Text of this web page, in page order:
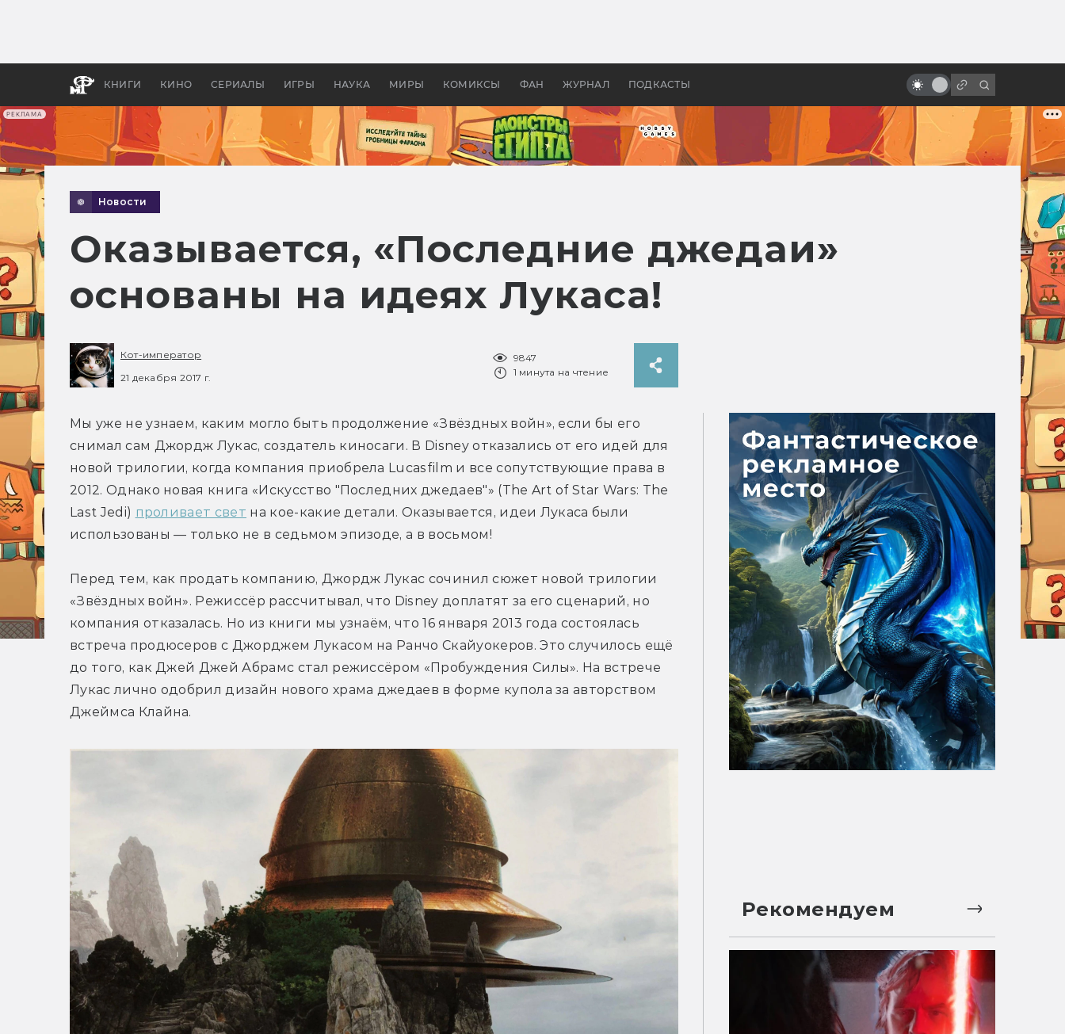
РЕКЛАМА
КНИГИ КИНО СЕРИАЛЫ ИГРЫ НАУКА МИРЫ КОМИКСЫ ФАН ЖУРНАЛ ПОДКАСТЫ
бы «Властелина колец»
Древней Грецией
Сатана и Эминем
Новости
Оказывается, «Последние джедаи»
основаны на идеях Лукаса!
Кот-император
21 декабря 2017 г.
9847
1 минута на чтение
Мы уже не узнаем, каким могло быть продолжение «Звёздных войн», если бы его
снимал сам Джордж Лукас, создатель киносаги. В Disney отказались от его идей для
новой трилогии, когда компания приобрела Lucasfilm и все сопутствующие права в
2012. Однако новая книга «Искусство "Последних джедаев"» (The Art of Star Wars: The
Last Jedi) проливает свет на кое-какие детали. Оказывается, идеи Лукаса были
использованы — только не в седьмом эпизоде, а в восьмом!
Перед тем, как продать компанию, Джордж Лукас сочинил сюжет новой трилогии
«Звёздных войн». Режиссёр рассчитывал, что Disney доплатят за его сценарий, но
компания отказалась. Но из книги мы узнаём, что 16 января 2013 года состоялась
встреча продюсеров с Джорджем Лукасом на Ранчо Скайуокеров. Это случилось ещё
до того, как Джей Джей Абрамс стал режиссёром «Пробуждения Силы». На встрече
Лукас лично одобрил дизайн нового храма джедаев в форме купола за авторством
Джеймса Клайна.
Рекомендуем